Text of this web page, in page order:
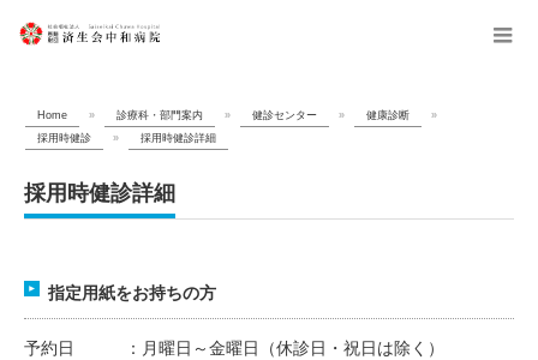
menu
Home » 診療科・部門案内 » 健診センター » 健康診断
»
採用時健診
» 採用時健診詳細
採用時健診詳細
指定用紙をお持ちの方
予約日 ：月曜日～金曜日（休診日・祝日は除く）